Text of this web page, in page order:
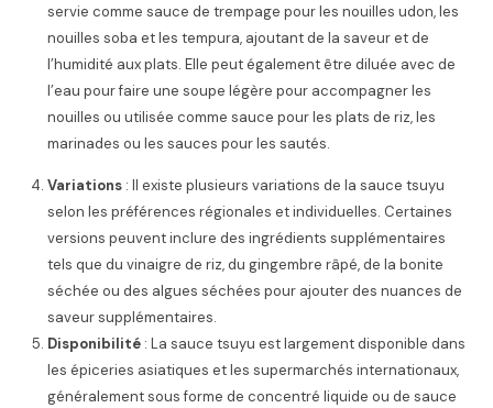
servie comme sauce de trempage pour les nouilles udon, les
nouilles soba et les tempura, ajoutant de la saveur et de
l’humidité aux plats. Elle peut également être diluée avec de
l’eau pour faire une soupe légère pour accompagner les
nouilles ou utilisée comme sauce pour les plats de riz, les
marinades ou les sauces pour les sautés.
Variations : Il existe plusieurs variations de la sauce tsuyu
selon les préférences régionales et individuelles. Certaines
versions peuvent inclure des ingrédients supplémentaires
tels que du vinaigre de riz, du gingembre râpé, de la bonite
séchée ou des algues séchées pour ajouter des nuances de
saveur supplémentaires.
Disponibilité : La sauce tsuyu est largement disponible dans
les épiceries asiatiques et les supermarchés internationaux,
généralement sous forme de concentré liquide ou de sauce